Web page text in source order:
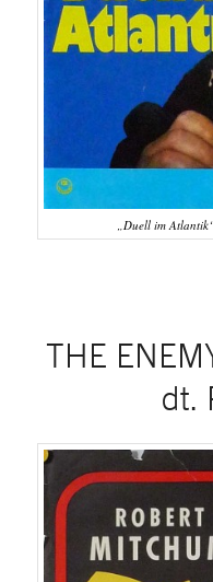
„Duell im
THE
dt.